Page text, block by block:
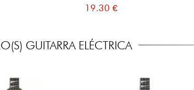
19.30 €
GUITARRA ELÉCTRICA